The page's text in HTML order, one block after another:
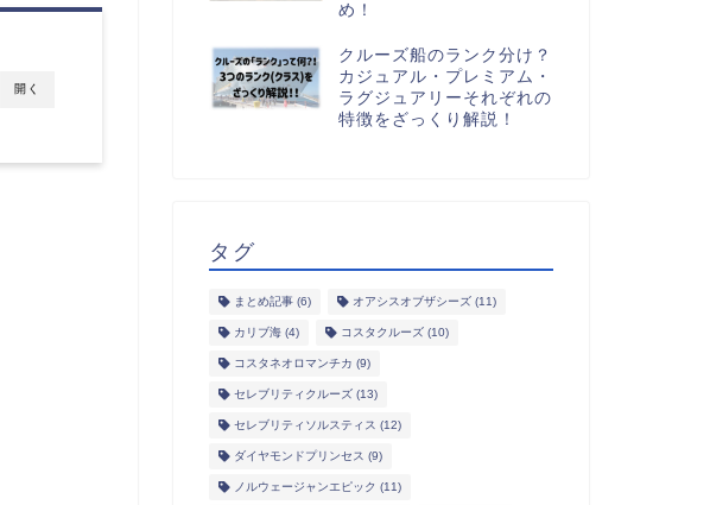
開く
め！
クルーズ船のランク分け？
カジュアル・プレミアム・
ラグジュアリーそれぞれの
特徴をざっくり解説！
タグ
まとめ記事(6) オアシスオブザシーズ(11)
カリブ海(4) コスタクルーズ(10)
コスタネオロマンチカ (9)
セレブリティクルーズ(13)
セレブリティソルスティス (12)
ダイヤモンドプリンセス (9)
ノルウェージャンエピック (11)